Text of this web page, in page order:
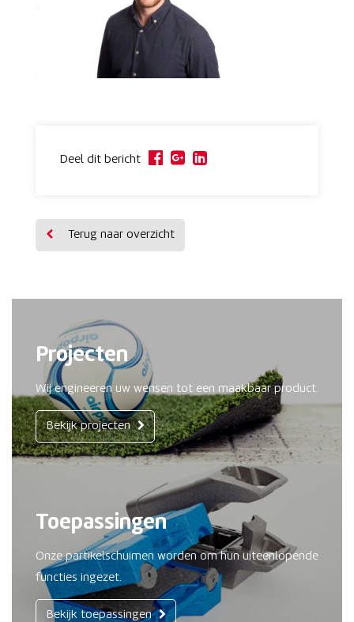
Deel dit bericht
Terug naar overzicht
Projecten
Wij engineeren uw wensen tot een maakbaar product.
Bekijk projecten
Toepassingen
Onze partikelschuimen worden om hun uiteenlopende
functies ingezet.
Bekijk toepassingen